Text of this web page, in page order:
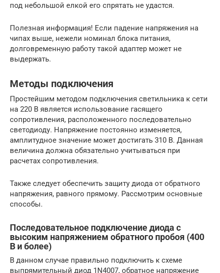
под небольшой елкой его спрятать не удастся.
Полезная информация! Если падение напряжения на
чипах выше, нежели номинал блока питания,
долговременную работу такой адаптер может не
выдержать.
Методы подключения
Простейшим методом подключения светильника к сети
на 220 В является использование гасящего
сопротивления, расположенного последовательно
светодиоду. Напряжение постоянно изменяется,
амплитудное значение может достигать 310 В. Данная
величина должна обязательно учитываться при
расчетах сопротивления.
Также следует обеспечить защиту диода от обратного
напряжения, равного прямому. Рассмотрим основные
способы.
Последовательное подключение диода с
высоким напряжением обратного пробоя (400
В и более)
В данном случае правильно подключить к схеме
выпрямительный диод 1N4007, обратное напряжение